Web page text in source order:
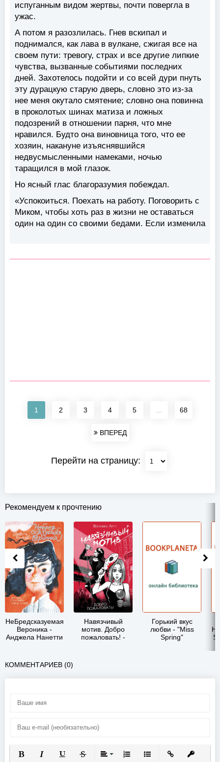
испуганным видом жертвы, почти повергла в
ужас.
А потом я разозлилась. Гнев вскипал и
поднимался, как лава в вулкане, сжигая все на
своем пути: тревогу, страх и все другие липкие
чувства, вызванные событиями последних
дней. Захотелось подойти и со всей дури пнуть
эту дурацкую старую дверь, словно это из-за
нее меня окутало смятение; словно она повинна
в проколотых шинах матиза и ложных
подозрений в отношении парня, что мне
нравился. Будто она виновница того, что ее
хозяин, накануне изъяснявшийся
недвусмысленными намеками, ночью
таращился в мой глазок.
Но ясный глас благоразумия побеждал.
«Успокоиться. Поехать на работу. Поговорить с
Миком, чтобы хоть раз в жизни не оставаться
один на один со своими бедами. Если изменила
1 2 3 4 5 ... 68
ВПЕРЕД
Перейти на страницу:
Рекомендуем к прочтению
НеБредсказуемая
Вероника -
Анджела Нанетти
Навязчивый
мотив. Добро
пожаловать! -
Горький вкус
любви - "Miss
Spring"
КОММЕНТАРИЕВ (0)